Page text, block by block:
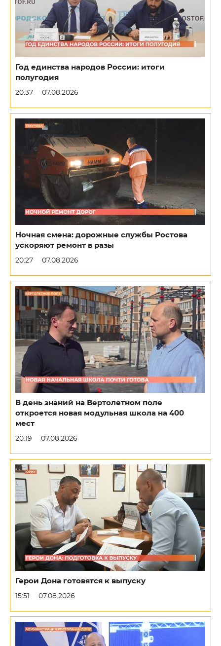
Год единства народов России: итоги
полугодия
20:37 07.08.2026
Ночная смена: дорожные службы Ростова
ускоряют ремонт в разы
20:27 07.08.2026
В день знаний на Вертолетном поле
откроется новая модульная школа на 400
мест
20:19 07.08.2026
Герои Дона готовятся к выпуску
15:51 07.08.2026